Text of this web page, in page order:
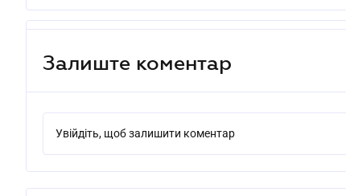
Залиште коментар
Увійдіть, щоб залишити коментар